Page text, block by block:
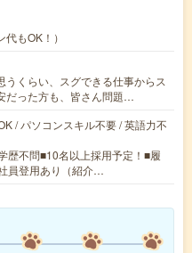
もOK！）
うくらい、スグできる仕事からス
だった方も、皆さん問題…
/ パソコンスキル不要 / 英語力不
歴不問■10名以上採用予定！■履
員登用あり（紹介…